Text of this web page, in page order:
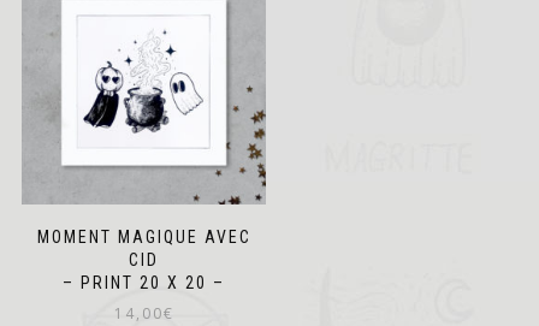
MOMENT MAGIQUE AVEC
CID
– PRINT 20 X 20 –
14,00€